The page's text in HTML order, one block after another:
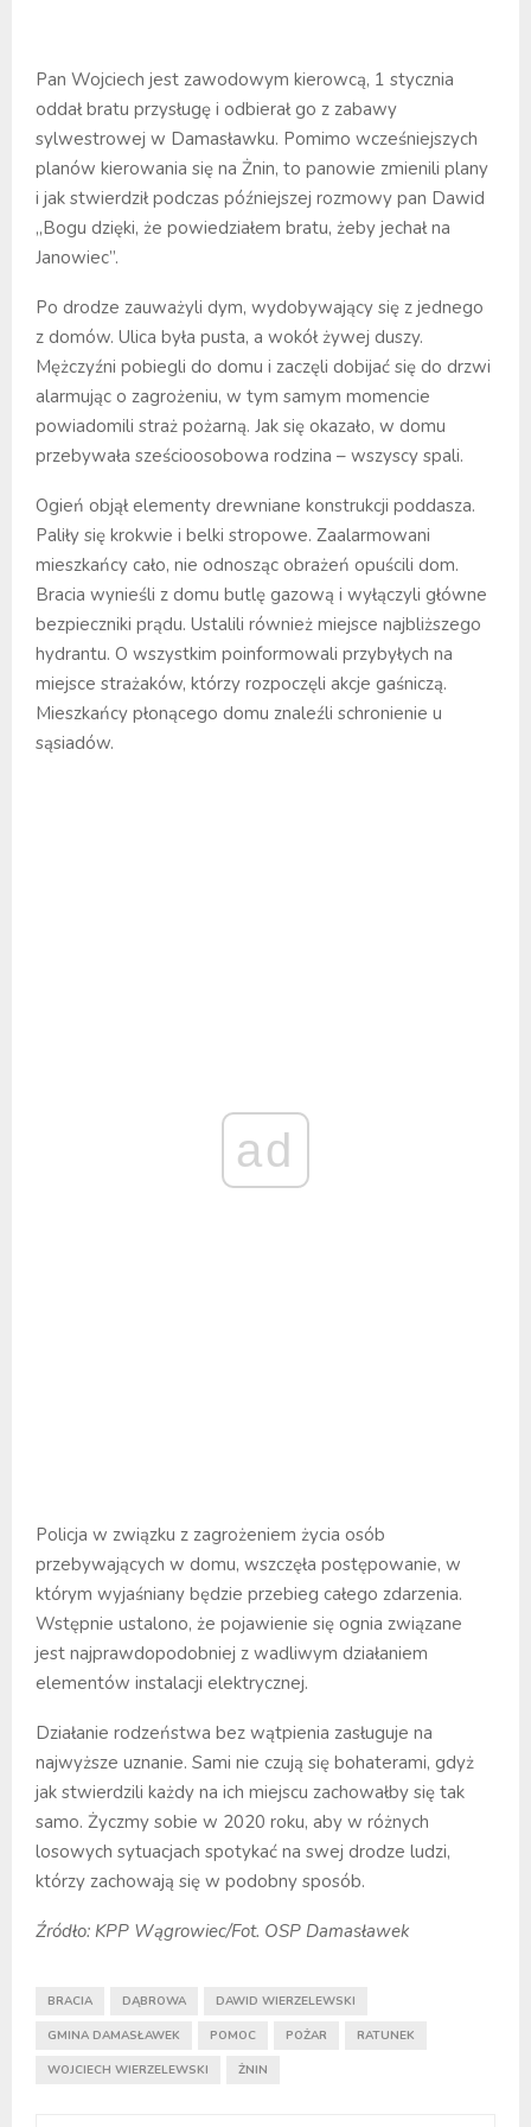
Pan Wojciech jest zawodowym kierowcą, 1 stycznia
oddał bratu przysługę i odbierał go z zabawy
sylwestrowej w Damasławku. Pomimo wcześniejszych
planów kierowania się na Żnin, to panowie zmienili plany
i jak stwierdził podczas późniejszej rozmowy pan Dawid
„Bogu dzięki, że powiedziałem bratu, żeby jechał na
Janowiec”.
Po drodze zauważyli dym, wydobywający się z jednego
z domów. Ulica była pusta, a wokół żywej duszy.
Mężczyźni pobiegli do domu i zaczęli dobijać się do drzwi
alarmując o zagrożeniu, w tym samym momencie
powiadomili straż pożarną. Jak się okazało, w domu
przebywała sześcioosobowa rodzina – wszyscy spali.
Ogień objął elementy drewniane konstrukcji poddasza.
Paliły się krokwie i belki stropowe. Zaalarmowani
mieszkańcy cało, nie odnosząc obrażeń opuścili dom.
Bracia wynieśli z domu butlę gazową i wyłączyli główne
bezpieczniki prądu. Ustalili również miejsce najbliższego
hydrantu. O wszystkim poinformowali przybyłych na
miejsce strażaków, którzy rozpoczęli akcje gaśniczą.
Mieszkańcy płonącego domu znaleźli schronienie u
sąsiadów.
ad
Policja w związku z zagrożeniem życia osób
przebywających w domu, wszczęła postępowanie, w
którym wyjaśniany będzie przebieg całego zdarzenia.
Wstępnie ustalono, że pojawienie się ognia związane
jest najprawdopodobniej z wadliwym działaniem
elementów instalacji elektrycznej.
Działanie rodzeństwa bez wątpienia zasługuje na
najwyższe uznanie. Sami nie czują się bohaterami, gdyż
jak stwierdzili każdy na ich miejscu zachowałby się tak
samo. Życzmy sobie w 2020 roku, aby w różnych
losowych sytuacjach spotykać na swej drodze ludzi,
którzy zachowają się w podobny sposób.
Źródło: KPP Wągrowiec/Fot. OSP Damasławek
BRACIA DĄBROWA DAWID WIERZELEWSKI
GMINA DAMASŁAWEK POMOC POŻAR RATUNEK
WOJCIECH WIERZELEWSKI ŻNIN